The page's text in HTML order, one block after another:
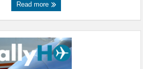
Read more